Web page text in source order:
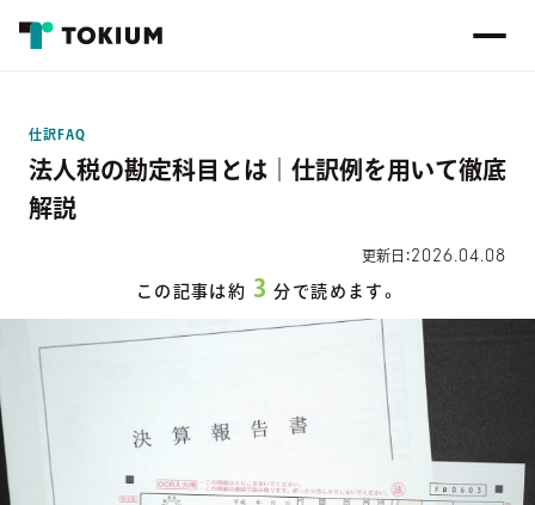
仕訳FAQ
法人税の勘定科目とは｜仕訳例を用いて徹底
解説
更新日：2026.04.08
この記事は約 3分で読めます。